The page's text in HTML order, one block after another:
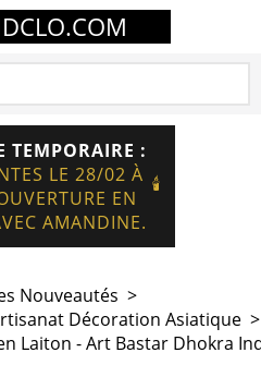
TEMPORAIRE :
LE 28/02 À
EN
AMANDINE.
🕯️
Nouveautés >
Décoration Asiatique
Laiton - Art Bastar Dhokra